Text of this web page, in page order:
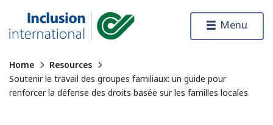
Menu
Home
Resources
Soutenir le travail des groupes familiaux: un guide pour
renforcer la défense des droits basée sur les familles locales